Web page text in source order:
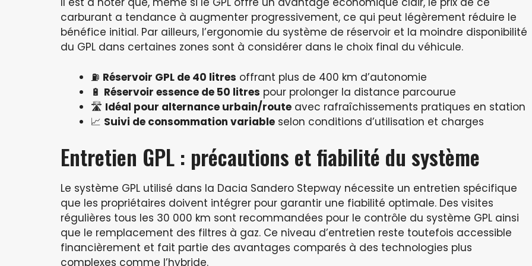
carburant a tendance à augmenter progressivement, ce qui peut légèrement réduire le
bénéfice initial. Par ailleurs, l’ergonomie du système de réservoir et la moindre disponibilité
du GPL dans certaines zones sont à considérer dans le choix final du véhicule.
⛽ Réservoir GPL de 40 litres offrant plus de 400 km d’autonomie
🔋 Réservoir essence de 50 litres pour prolonger la distance parcourue
🛣️ Idéal pour alternance urbain/route avec rafraîchissements pratiques en station
📈 Suivi de consommation variable selon conditions d’utilisation et charges
Entretien GPL : précautions et fiabilité du système
Le système GPL utilisé dans la Dacia Sandero Stepway nécessite un entretien spécifique
que les propriétaires doivent intégrer pour garantir une fiabilité optimale. Des visites
régulières tous les 30 000 km sont recommandées pour le contrôle du système GPL ainsi
que le remplacement des filtres à gaz. Ce niveau d’entretien reste toutefois accessible
financièrement et fait partie des avantages comparés à des technologies plus
complexes comme l’hybride.